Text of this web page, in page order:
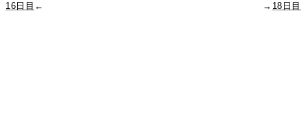
16日目 ← → 18日目